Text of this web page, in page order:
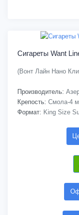
Сигареты Want
(Вонт Лайн Нано
Производитель:
Крепость: Смола-4
Формат: King Size